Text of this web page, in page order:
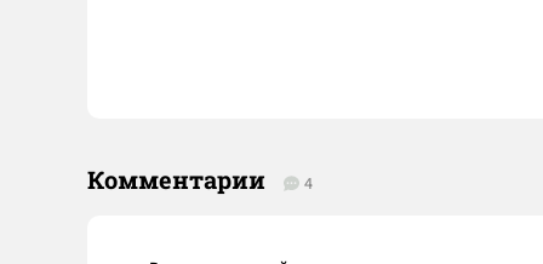
Комментарии 4